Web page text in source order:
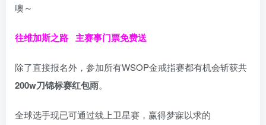
噢～
往维加斯之路 主赛事门票免费送
除了直接报名外，参加所有WSOP金戒指赛都有机会斩获共
200w刀锦标赛红包雨。
全球选手现已可通过线上卫星赛，赢得梦寐以求的